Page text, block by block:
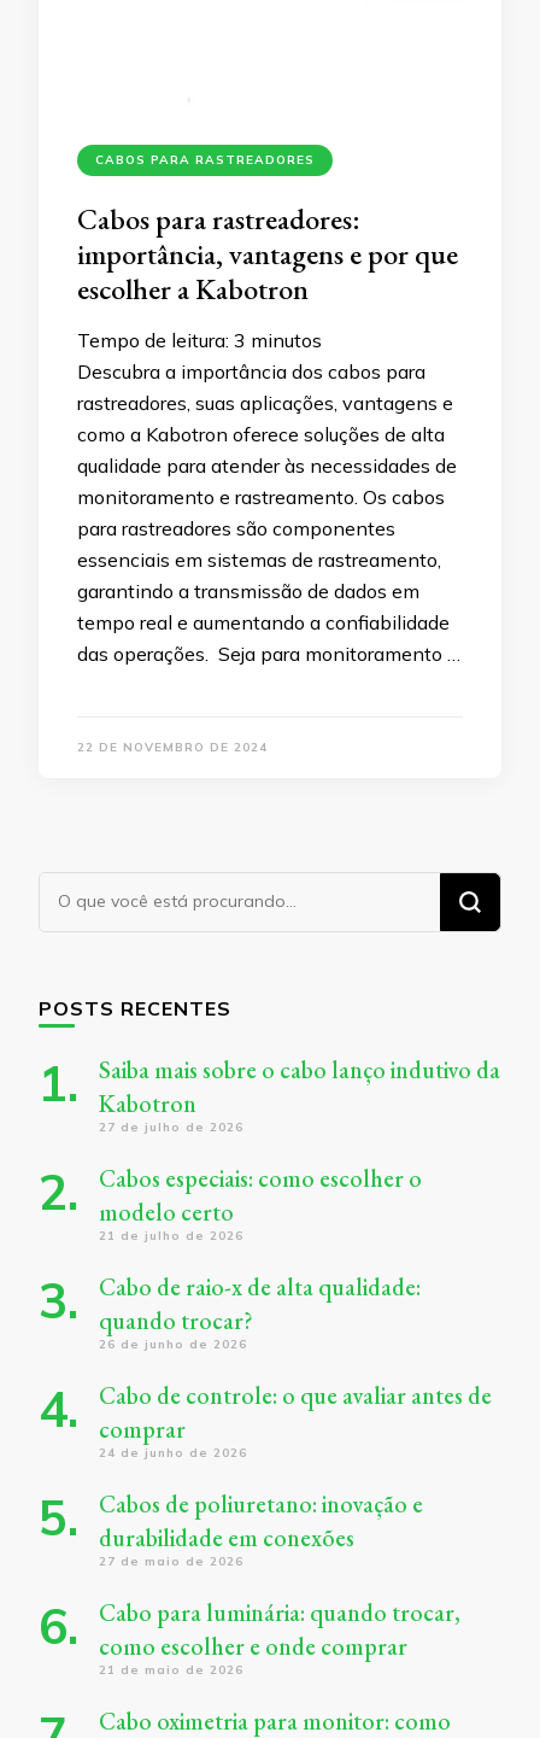
CABOS PARA RASTREADORES
Cabos para rastreadores:
importância, vantagens e por que
escolher a Kabotron
Tempo de leitura: 3 minutos
Descubra a importância dos cabos para
rastreadores, suas aplicações, vantagens e
como a Kabotron oferece soluções de alta
qualidade para atender às necessidades de
monitoramento e rastreamento. Os cabos
para rastreadores são componentes
essenciais em sistemas de rastreamento,
garantindo a transmissão de dados em
tempo real e aumentando a confiabilidade
das operações. Seja para monitoramento …
22 DE NOVEMBRO DE 2024
Procurando
algo?
POSTS RECENTES
Saiba mais sobre o cabo lanço indutivo da
Kabotron
27 de julho de 2026
Cabos especiais: como escolher o
modelo certo
21 de julho de 2026
Cabo de raio-x de alta qualidade:
quando trocar?
26 de junho de 2026
Cabo de controle: o que avaliar antes de
comprar
24 de junho de 2026
Cabos de poliuretano: inovação e
durabilidade em conexões
27 de maio de 2026
Cabo para luminária: quando trocar,
como escolher e onde comprar
21 de maio de 2026
Cabo oximetria para monitor: como